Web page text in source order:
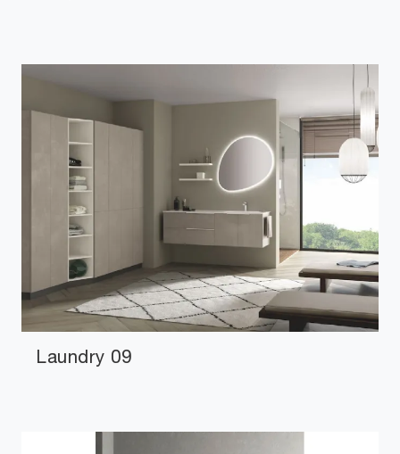
Laundry 09